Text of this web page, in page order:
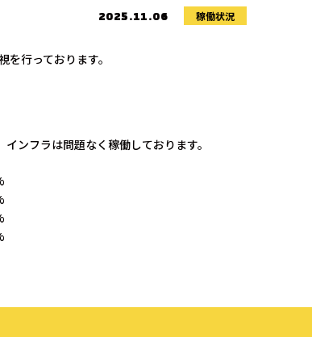
2025.11.06 稼働状況
行っております。
ンフラは問題なく稼働しております。